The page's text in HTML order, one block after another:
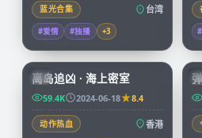
蓝光合集 台湾
#爱情 #独播 +3
HK
92:58
离岛追凶 · 海上密室
59.4K 2024-06-18 8.4
动作热血 香港